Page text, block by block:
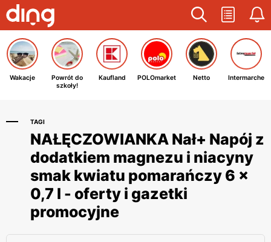
Wakacje
Powrót do
szkoły!
Kaufland POLOmarket Netto Intermarche
TAGI
NAŁĘCZOWIANKA Nał+ Napój z
dodatkiem magnezu i niacyny
smak kwiatu pomarańczy 6 x
0,7 l - oferty i gazetki
promocyjne